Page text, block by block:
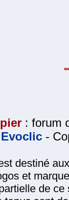
: forum
Evoclic -
destiné
et
de